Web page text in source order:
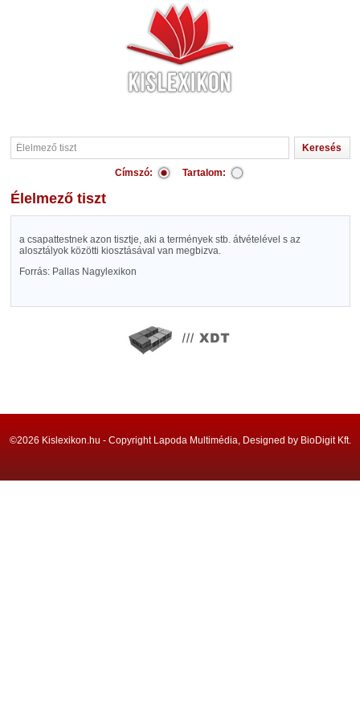
Címszó: Tartalom:
Élelmező tiszt
a csapattestnek azon tisztje, aki a termények stb. átvételével s az
alosztályok közötti kiosztásával van megbizva.
Forrás: Pallas Nagylexikon
©2026 Kislexikon.hu - Copyright Lapoda Multimédia, Designed by BioDigit Kft.